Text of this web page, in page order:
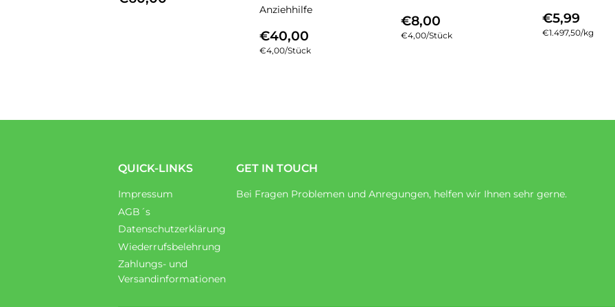
Anziehhilfe
NORMALER
PREIS
€40,00
Einzelpreis
€4,00/pro
Stück
NORMALER
PREIS
€8,00
Einzelpreis
€4,00/pro
Stück PREIS
€5,99
Einzelpreis
€1.497,50/pro
kg
QUICK-LINKS
Impressum
AGB´s
Datenschutzerklärung
Wiederrufsbelehrung
Zahlungs- und
Versandinformationen
GET IN TOUCH
Bei Fragen Problemen und Anregungen, helfen wir Ihnen sehr gerne.